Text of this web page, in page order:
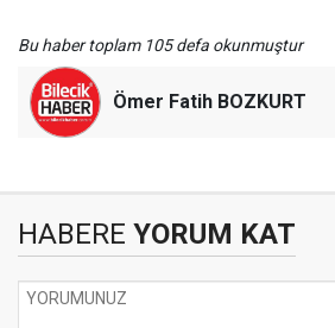
Bu haber toplam 105 defa okunmuştur
Ömer Fatih BOZKURT
HABERE YORUM KAT